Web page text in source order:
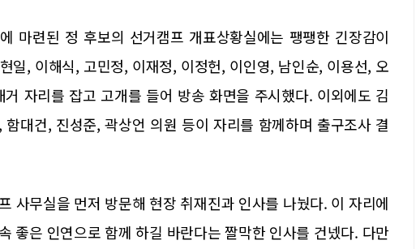
마련된 정 후보의 선거캠프 개표상황실에는 팽팽한 긴장감이
일, 이해식, 고민정, 이재정, 이정헌, 이인영, 남인순, 이용선, 오
자리를 잡고 고개를 들어 방송 화면을 주시했다. 이외에도 김
대건, 진성준, 곽상언 의원 등이 자리를 함께하며 출구조사 결
사무실을 먼저 방문해 현장 취재진과 인사를 나눴다. 이 자리에
좋은 인연으로 함께 하길 바란다는 짤막한 인사를 건넸다. 다만